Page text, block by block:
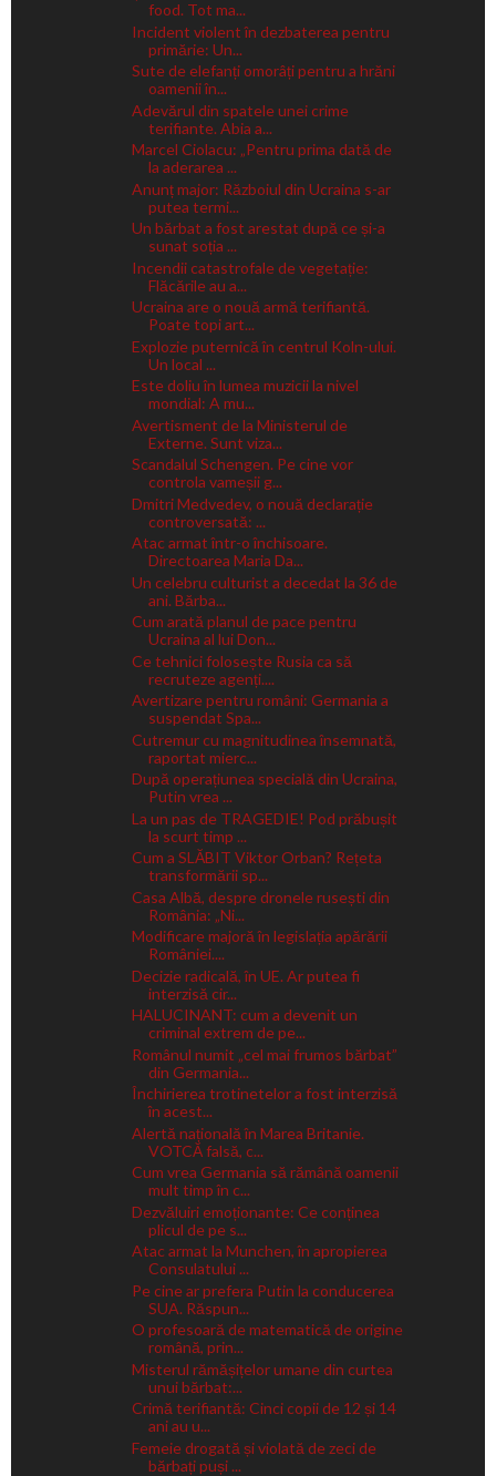
food. Tot ma...
Incident violent în dezbaterea pentru
primărie: Un...
Sute de elefanți omorâți pentru a hrăni
oamenii în...
Adevărul din spatele unei crime
terifiante. Abia a...
Marcel Ciolacu: „Pentru prima dată de
la aderarea ...
Anunț major: Războiul din Ucraina s-ar
putea termi...
Un bărbat a fost arestat după ce și-a
sunat soția ...
Incendii catastrofale de vegetație:
Flăcările au a...
Ucraina are o nouă armă terifiantă.
Poate topi art...
Explozie puternică în centrul Koln-ului.
Un local ...
Este doliu în lumea muzicii la nivel
mondial: A mu...
Avertisment de la Ministerul de
Externe. Sunt viza...
Scandalul Schengen. Pe cine vor
controla vameșii g...
Dmitri Medvedev, o nouă declarație
controversată: ...
Atac armat într-o închisoare.
Directoarea Maria Da...
Un celebru culturist a decedat la 36 de
ani. Bărba...
Cum arată planul de pace pentru
Ucraina al lui Don...
Ce tehnici folosește Rusia ca să
recruteze agenți....
Avertizare pentru români: Germania a
suspendat Spa...
Cutremur cu magnitudinea însemnată,
raportat mierc...
După operațiunea specială din Ucraina,
Putin vrea ...
La un pas de TRAGEDIE! Pod prăbușit
la scurt timp ...
Cum a SLĂBIT Viktor Orban? Rețeta
transformării sp...
Casa Albă, despre dronele rusești din
România: „Ni...
Modificare majoră în legislația apărării
României....
Decizie radicală, în UE. Ar putea fi
interzisă cir...
HALUCINANT: cum a devenit un
criminal extrem de pe...
Românul numit „cel mai frumos bărbat”
din Germania...
Închirierea trotinetelor a fost interzisă
în acest...
Alertă națională în Marea Britanie.
VOTCĂ falsă, c...
Cum vrea Germania să rămână oamenii
mult timp în c...
Dezvăluiri emoționante: Ce conținea
plicul de pe s...
Atac armat la Munchen, în apropierea
Consulatului ...
Pe cine ar prefera Putin la conducerea
SUA. Răspun...
O profesoară de matematică de origine
română, prin...
Misterul rămășițelor umane din curtea
unui bărbat:...
Crimă terifiantă: Cinci copii de 12 și 14
ani au u...
Femeie drogată și violată de zeci de
bărbați puși ...